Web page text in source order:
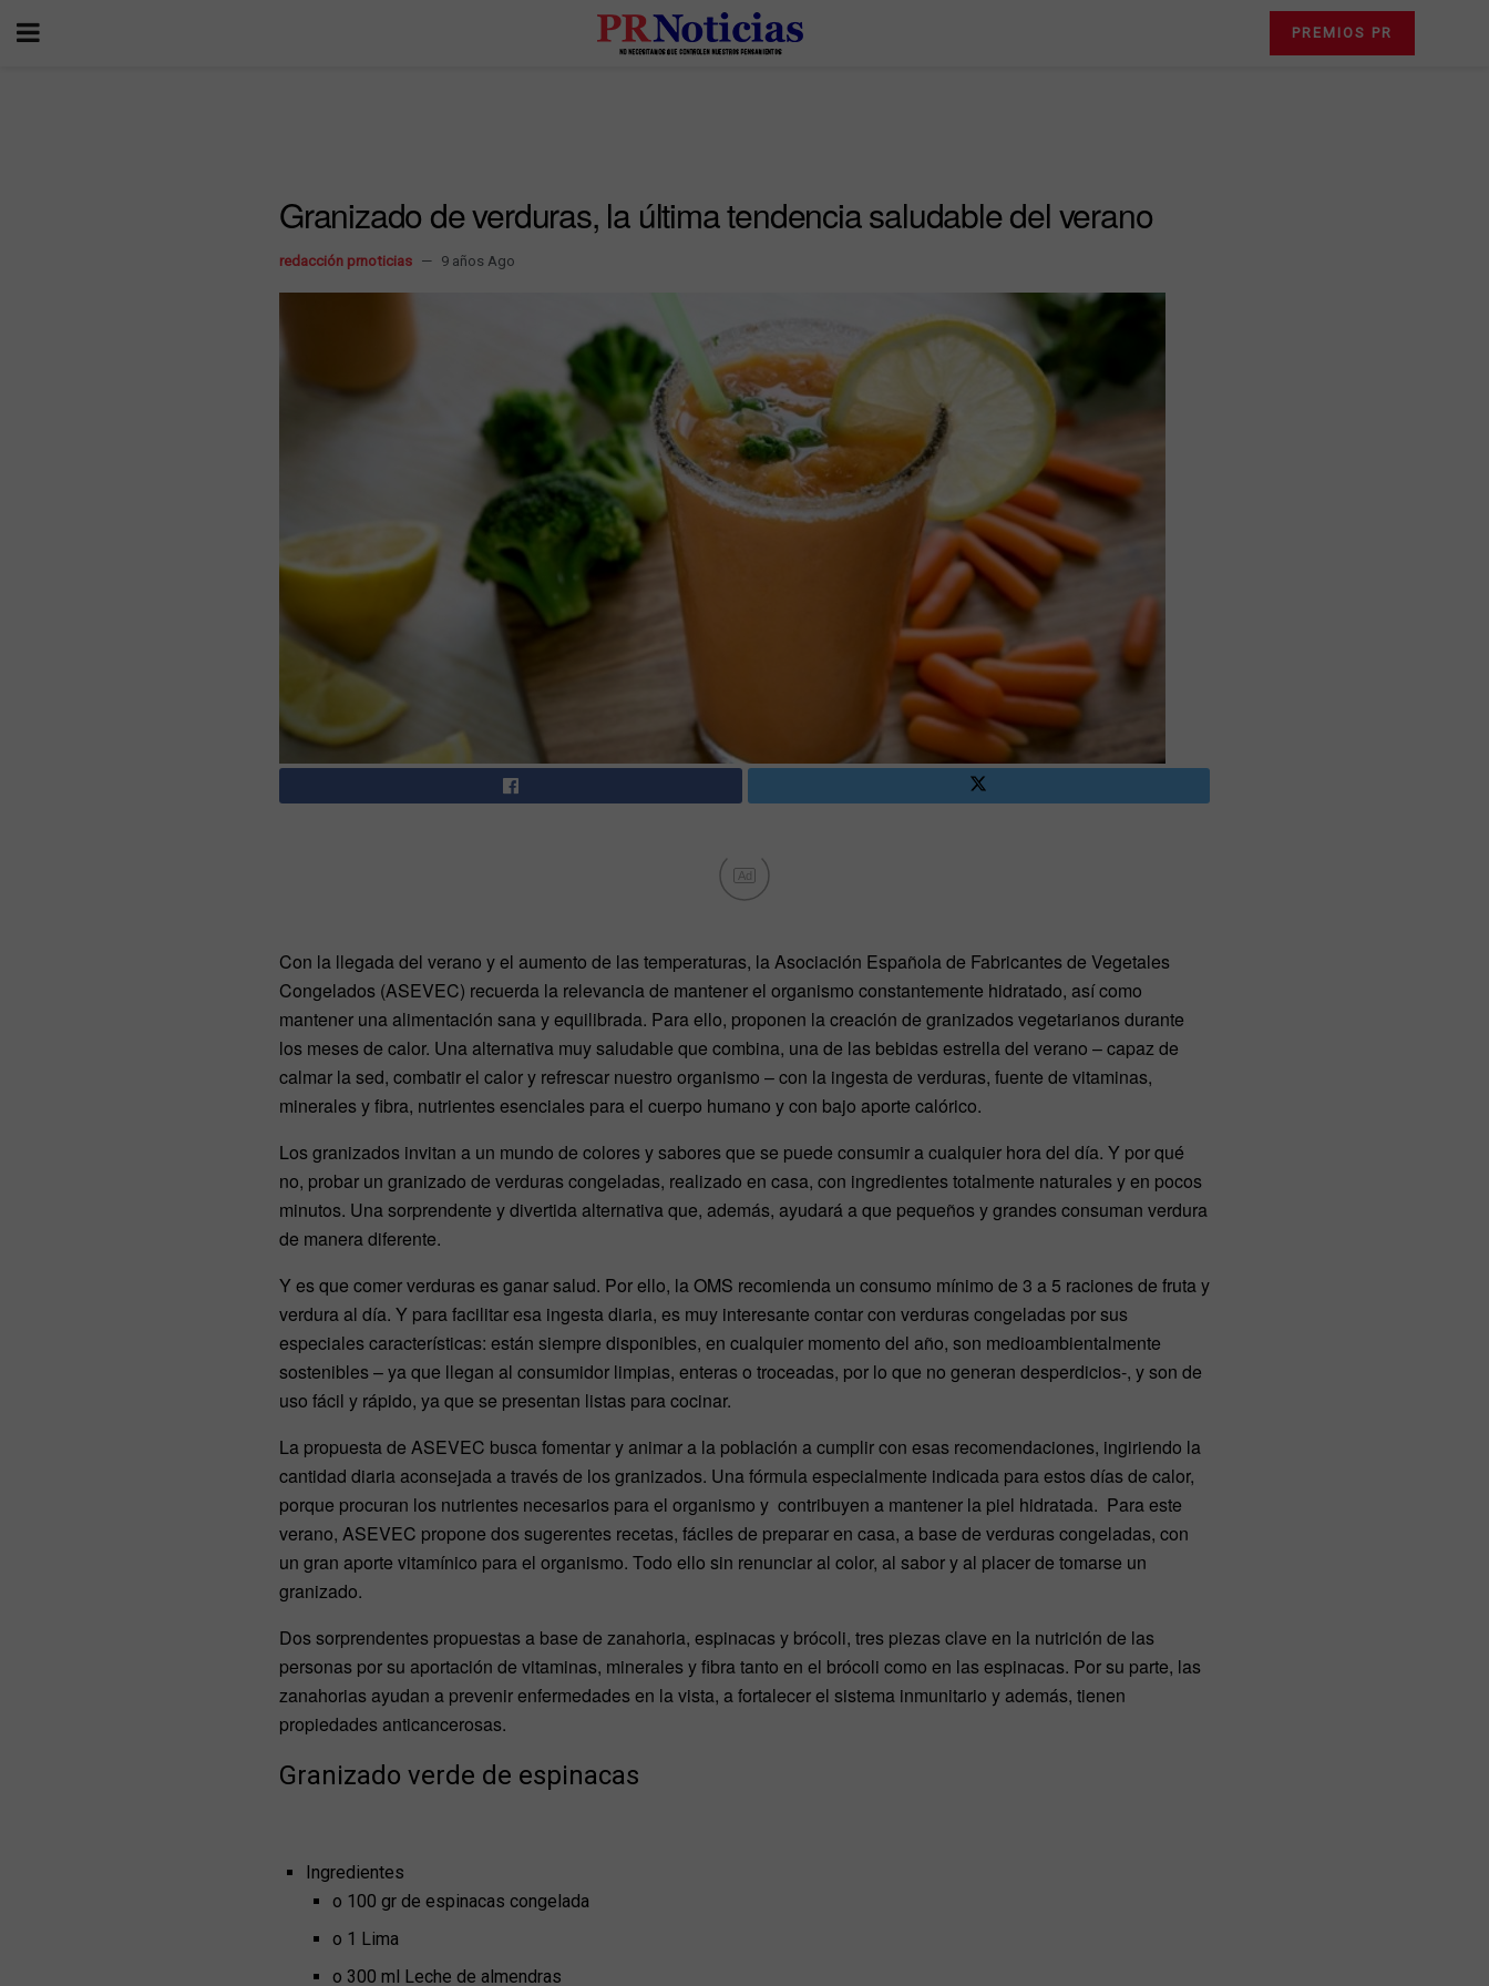
PREMIOS PR
Granizado de verduras, la última tendencia saludable del verano
redacción prnoticias 9 años Ago
Ad
Con la llegada del verano y el aumento de las temperaturas, la Asociación Española de Fabricantes de Vegetales
Congelados (ASEVEC) recuerda la relevancia de mantener el organismo constantemente hidratado, así como
mantener una alimentación sana y equilibrada. Para ello, proponen la creación de granizados vegetarianos durante
los meses de calor. Una alternativa muy saludable que combina, una de las bebidas estrella del verano – capaz de
calmar la sed, combatir el calor y refrescar nuestro organismo – con la ingesta de verduras, fuente de vitaminas,
minerales y fibra, nutrientes esenciales para el cuerpo humano y con bajo aporte calórico.
Los granizados invitan a un mundo de colores y sabores que se puede consumir a cualquier hora del día. Y por qué
no, probar un granizado de verduras congeladas, realizado en casa, con ingredientes totalmente naturales y en pocos
minutos. Una sorprendente y divertida alternativa que, además, ayudará a que pequeños y grandes consuman verdura
de manera diferente.
Y es que comer verduras es ganar salud. Por ello, la OMS recomienda un consumo mínimo de 3 a 5 raciones de fruta y
verdura al día. Y para facilitar esa ingesta diaria, es muy interesante contar con verduras congeladas por sus
especiales características: están siempre disponibles, en cualquier momento del año, son medioambientalmente
sostenibles – ya que llegan al consumidor limpias, enteras o troceadas, por lo que no generan desperdicios-, y son de
uso fácil y rápido, ya que se presentan listas para cocinar.
La propuesta de ASEVEC busca fomentar y animar a la población a cumplir con esas recomendaciones, ingiriendo la
cantidad diaria aconsejada a través de los granizados. Una fórmula especialmente indicada para estos días de calor,
porque procuran los nutrientes necesarios para el organismo y contribuyen a mantener la piel hidratada. Para este
verano, ASEVEC propone dos sugerentes recetas, fáciles de preparar en casa, a base de verduras congeladas, con
un gran aporte vitamínico para el organismo. Todo ello sin renunciar al color, al sabor y al placer de tomarse un
granizado.
Dos sorprendentes propuestas a base de zanahoria, espinacas y brócoli, tres piezas clave en la nutrición de las
personas por su aportación de vitaminas, minerales y fibra tanto en el brócoli como en las espinacas. Por su parte, las
zanahorias ayudan a prevenir enfermedades en la vista, a fortalecer el sistema inmunitario y además, tienen
propiedades anticancerosas.
Granizado verde de espinacas
Ingredientes
o 100 gr de espinacas congelada
o 1 Lima
o 300 ml Leche de almendras